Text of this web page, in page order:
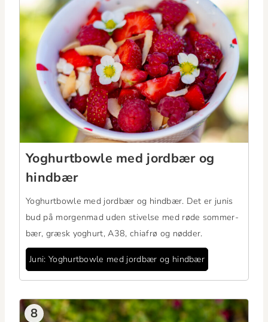
Yoghurt­bowle med jord­bær og
hindbær
Yoghurt­bowle med jord­bær og hind­bær. Det er junis
bud på mor­gen­mad uden stivelse med røde som­mer­
bær, græsk yoghurt, A38, chi­afrø og nødder.
Juni: Yoghurt­bowle med jord­bær og hindbær
8